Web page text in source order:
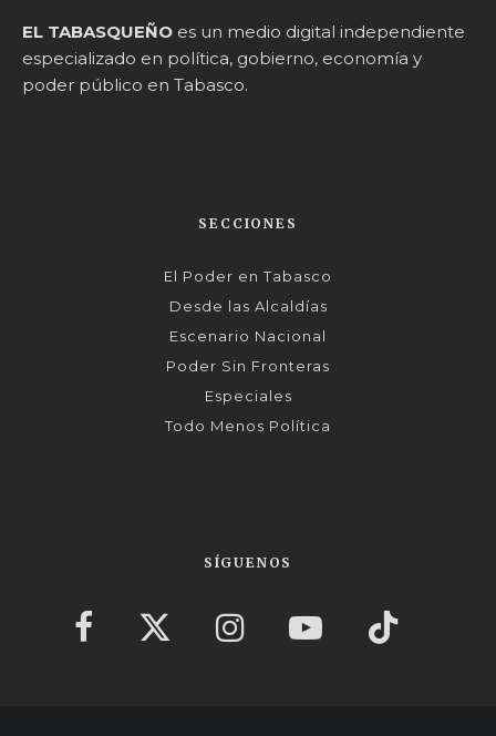
EL TABASQUEÑO es un medio digital independiente
especializado en política, gobierno, economía y
poder público en Tabasco.
SECCIONES
El Poder en Tabasco
Desde las Alcaldías
Escenario Nacional
Poder Sin Fronteras
Especiales
Todo Menos Política
SÍGUENOS